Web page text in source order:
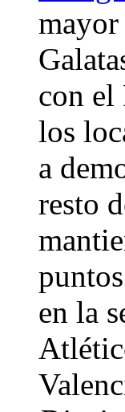
mayor
con el
los
a
resto
en la